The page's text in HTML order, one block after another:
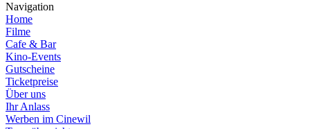
Navigation
Home
Filme
Cafe & Bar
Kino-Events
Gutscheine
Ticketpreise
Über uns
Ihr Anlass
Werben im Cinewil